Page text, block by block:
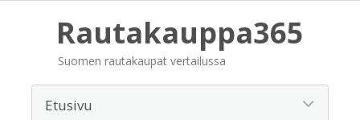
Rautakauppa365
Suomen rautakaupat vertailussa